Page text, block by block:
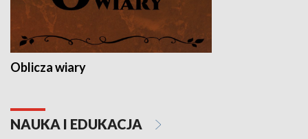
Oblicza wiary
NAUKA I EDUKACJA